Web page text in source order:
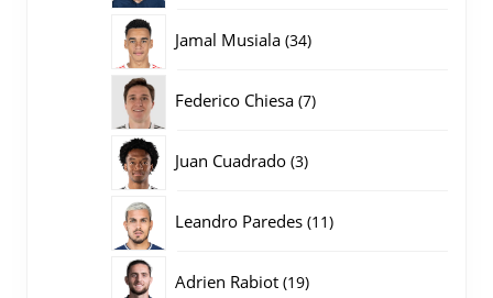
Jamal Musiala 3434
Federico Chiesa 77
Juan Cuadrado 33
Leandro Paredes 1111
Adrien Rabiot 1919